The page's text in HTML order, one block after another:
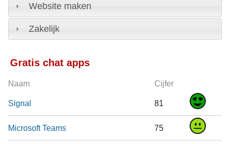
Website maken
Zakelijk
Gratis chat apps
Naam Cijfer
Signal 81
Microsoft Teams 75